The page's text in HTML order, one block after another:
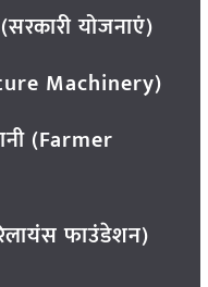
योजनाएं)
Machinery)
(Farmer
फाउंडेशन)